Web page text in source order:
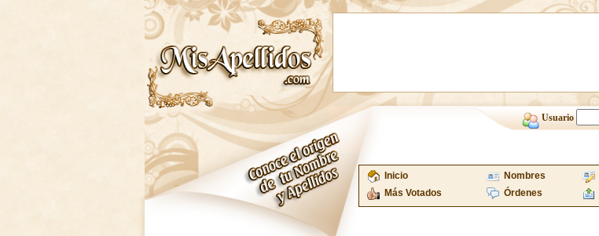
Usuario
Inicio Nombres
Más Votados
Órdenes